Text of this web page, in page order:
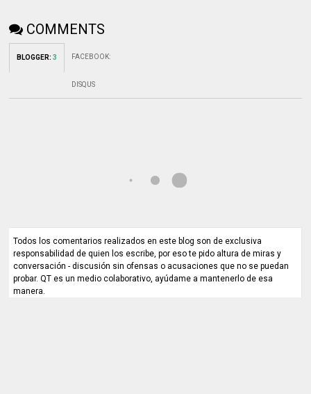
COMMENTS
BLOGGER:3 FACEBOOK:
DISQUS
Todos los comentarios realizados en este blog son de exclusiva
responsabilidad de quien los escribe, por eso te pido altura de miras y
conversación - discusión sin ofensas o acusaciones que no se puedan
probar. QT es un medio colaborativo, ayúdame a mantenerlo de esa
manera.